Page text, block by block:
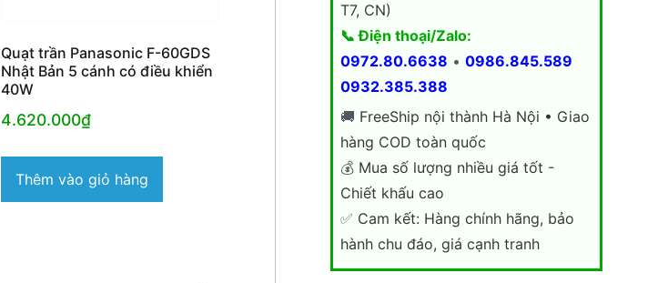
Quạt trần Panasonic F-60GDS
Nhật Bản 5 cánh có điều khiển
40W
4.620.000₫
Thêm vào giỏ hàng
T7, CN)
📞 Điện thoại/Zalo:
0972.80.6638 • 0986.845.589
0932.385.388
🚚 FreeShip nội thành Hà Nội • Giao
hàng COD toàn quốc
💰 Mua số lượng nhiều giá tốt -
Chiết khấu cao
✅ Cam kết: Hàng chính hãng, bảo
hành chu đáo, giá cạnh tranh